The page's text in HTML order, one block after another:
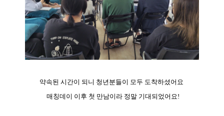
약속된 시간이 되니 청년분들이 모두 도착하셨어요
매칭데이 이후 첫 만남이라 정말 기대되었어요!